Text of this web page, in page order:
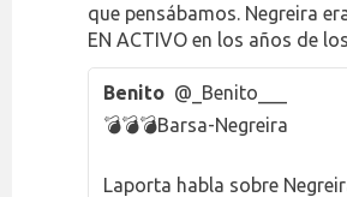
que pensábamos. Negreira
EN ACTIVO en los años de
Benito @_Benito___
💣💣💣Barsa-Negreira
Laporta habla sobre